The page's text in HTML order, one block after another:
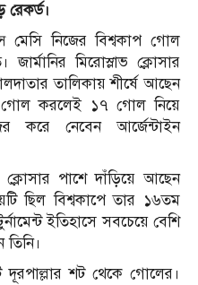
রেকর্ড।
মেসি নিজের বিশ্বকাপ গোল
মিরোস্লাভ ক্লোসার
তালিকায় শীর্ষে আছেন
গোল করলেই ১৭ গোল নিয়ে
করে নেবেন আর্জেন্টাইন
পাশে দাঁড়িয়ে আছেন
ছিল বিশ্বকাপে তার ১৬তম
ইতিহাসে সবচেয়ে বেশি
দূরপাল্লার শট থেকে গোলের।